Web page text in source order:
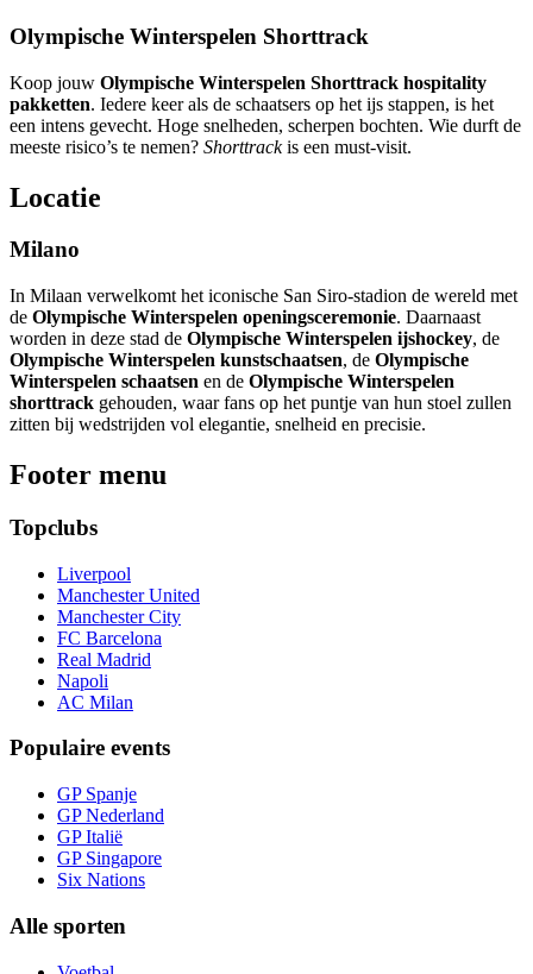
Olympische Winterspelen Shorttrack
Koop jouw Olympische Winterspelen Shorttrack hospitality
pakketten. Iedere keer als de schaatsers op het ijs stappen, is het
een intens gevecht. Hoge snelheden, scherpen bochten. Wie durft de
meeste risico’s te nemen? Shorttrackis een must-visit.
Locatie
Milano
In Milaan verwelkomt het iconische San Siro-stadion de wereld met
de Olympische Winterspelen openingsceremonie. Daarnaast
worden in deze stad de Olympische Winterspelen ijshockey, de
Olympische Winterspelen kunstschaatsen, de Olympische
Winterspelen schaatsen en de Olympische Winterspelen
shorttrack gehouden, waar fans op het puntje van hun stoel zullen
zitten bij wedstrijden vol elegantie, snelheid en precisie.
Footer menu
Topclubs
Liverpool
Manchester United
Manchester City
FC Barcelona
Real Madrid
Napoli
AC Milan
Populaire events
GP Spanje
GP Nederland
GP Italië
GP Singapore
Six Nations
Alle sporten